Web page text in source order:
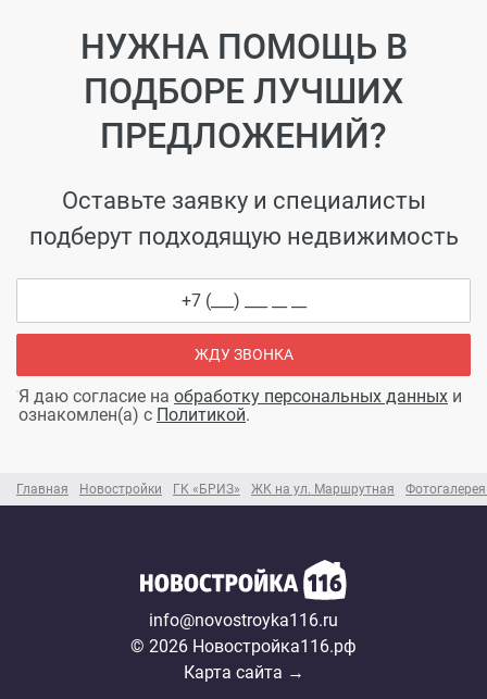
Главная Новостройки ГК «БРИЗ» ЖК на ул. Маршрутная
НУЖНА ПОМОЩЬ В
ПОДБОРЕ ЛУЧШИХ
ПРЕДЛОЖЕНИЙ?
Оставьте заявку и специалисты
подберут подходящую недвижимость
ЖДУ ЗВОНКА
Я даю согласие на обработку персональных данных и
ознакомлен(а) с Политикой.
info@novostroyka116.ru
© 2026 Новостройка116.рф
Карта сайта →